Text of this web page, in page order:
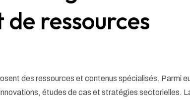
ressources
des ressources et contenus spécialisés. Parmi
études de cas et stratégies sectorielles.